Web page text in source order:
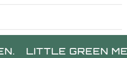
GREEN MEN.